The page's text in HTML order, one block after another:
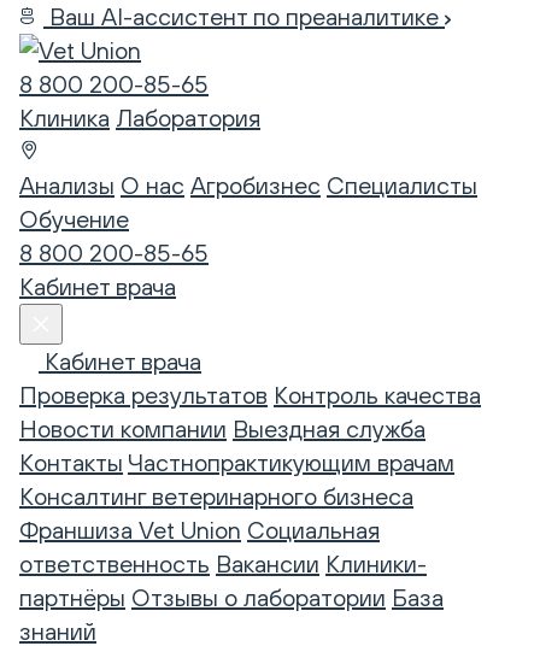
Ваш AI-ассистент по преаналитике
8 800 200-85-65
Клиника Лаборатория
Анализы О нас Агробизнес Специалисты
Обучение
8 800 200-85-65
Кабинет врача
Кабинет врача
Проверка результатов Контроль качества
Новости компании Выездная служба
Контакты Частнопрактикующим врачам
Консалтинг ветеринарного бизнеса
Франшиза Vet Union Социальная
ответственность Вакансии Клиники-
партнёры Отзывы о лаборатории База
знаний